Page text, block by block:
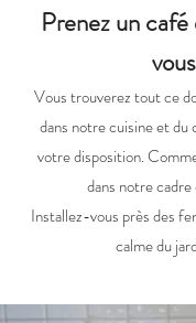
Prenez un
Vous trouverez tout ce
dans notre cuisine et du
votre disposition.
dans notre
Installez-vous près des
calme du